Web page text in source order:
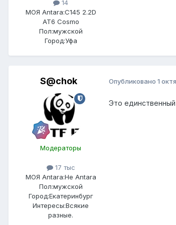
14
МОЯ Antara:C145 2.2D
AT6 Cosmo
Пол:мужской
Город:Уфа
S@chok
Модераторы
17 тыс
МОЯ Antara:Не Antara
Пол:мужской
Город:Екатеринбург
Интересы:Всякие
разные.
Опубликовано 1
Это